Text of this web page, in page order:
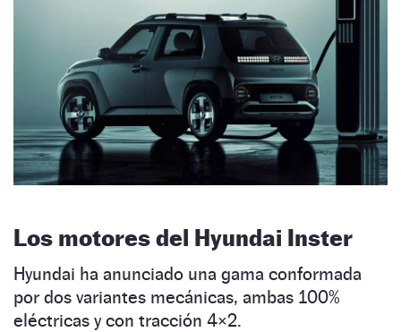
Los motores del Hyundai Inster
Hyundai ha anunciado una gama conformada
por dos variantes mecánicas, ambas 100%
eléctricas y con tracción 4×2.